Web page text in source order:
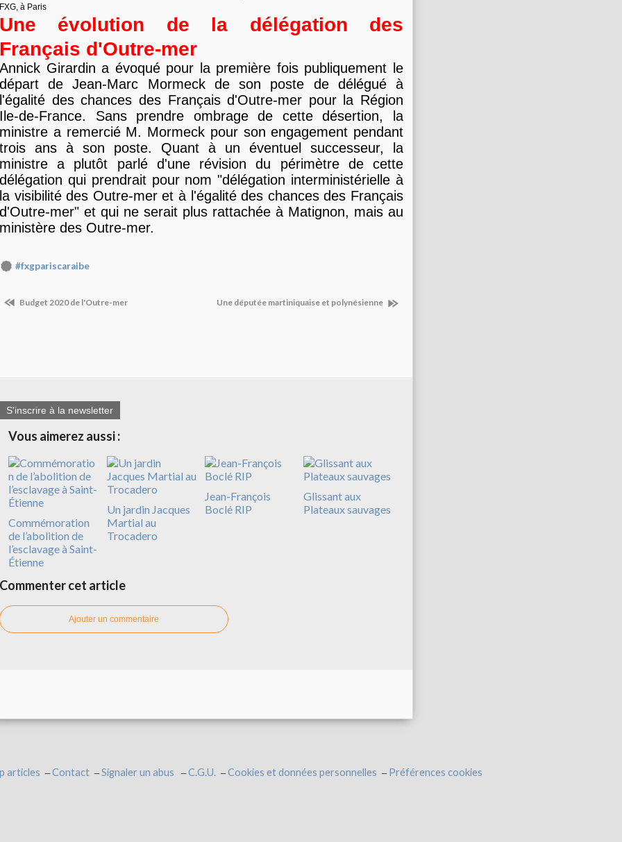
FXG, à Paris
Une évolution de la délégation des
Français d'Outre-mer
Annick Girardin a évoqué pour la première fois publiquement le
départ de Jean-Marc Mormeck de son poste de délégué à
l'égalité des chances des Français d'Outre-mer pour la Région
Ile-de-France. Sans prendre ombrage de cette désertion, la
ministre a remercié M. Mormeck pour son engagement pendant
trois ans à son poste. Quant à un éventuel successeur, la
ministre a plutôt parlé d'une révision du périmètre de cette
délégation qui prendrait pour nom "délégation interministérielle à
la visibilité des Outre-mer et à l'égalité des chances des Français
d'Outre-mer" et qui ne serait plus rattachée à Matignon, mais au
ministère des Outre-mer.
#fxgpariscaraibe
Budget 2020 de l'Outre-mer Une députée martiniquaise et polynésienne
S'inscrire à la newsletter
Vous aimerez aussi :
Commémoration
de l’abolition de
l’esclavage à Saint-
Étienne
Un jardin Jacques
Martial au
Trocadero
Jean-François
Boclé RIP
Glissant aux
Plateaux sauvages
Commenter cet article
Ajouter un commentaire
articles Contact Signaler un abus C.G.U. Cookies et données personnelles Préférences cookies